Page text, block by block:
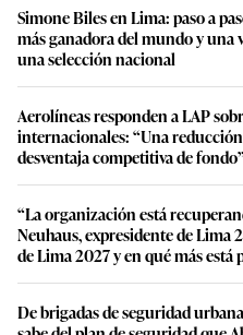
Simone Biles en Lima: paso a
más ganadora del mundo y una
una selección nacional
Aerolíneas responden a LAP
internacionales: “Una
desventaja competitiva de
“La organización está
Neuhaus, expresidente de Lima
de Lima 2027 y en qué más
De brigadas de seguridad